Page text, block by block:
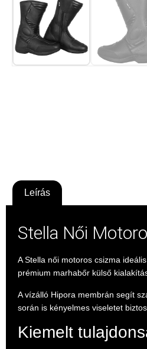
Leírás
Stella Női
A Stella női motoros csizma
prémium marhabőr külső
A vízálló Hipora membrán segít
során is kényelmes viseletet
Kiemelt